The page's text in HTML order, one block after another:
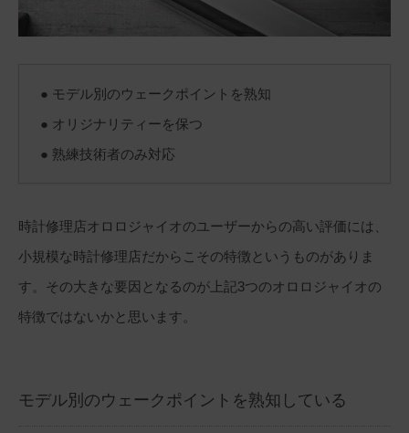
● モデル別のウェークポイントを熟知
● オリジナリティーを保つ
● 熟練技術者のみ対応
時計修理店オロロジャイオのユーザーからの高い評価には、
小規模な時計修理店だからこその特徴というものがありま
す。その大きな要因となるのが上記3つのオロロジャイオの
特徴ではないかと思います。
モデル別のウェークポイントを熟知している